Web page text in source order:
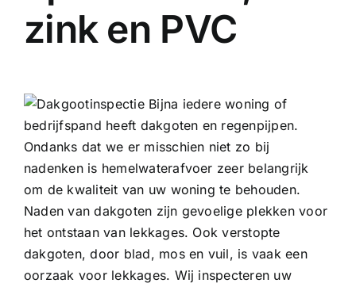
zink en PVC
Bijna iedere woning of
bedrijfspand heeft dakgoten en regenpijpen.
Ondanks dat we er misschien niet zo bij
nadenken is hemelwaterafvoer zeer belangrijk
om de kwaliteit van uw woning te behouden.
Naden van dakgoten zijn gevoelige plekken voor
het ontstaan van lekkages. Ook verstopte
dakgoten, door blad, mos en vuil, is vaak een
oorzaak voor lekkages. Wij inspecteren uw